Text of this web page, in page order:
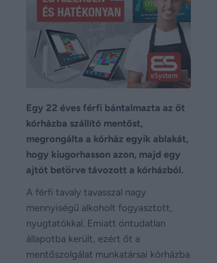
Egy 22 éves férfi bántalmazta az őt
kórházba szállító mentőst,
megrongálta a kórház egyik ablakát,
hogy kiugorhasson azon, majd egy
ajtót betörve távozott a kórházból.
A férfi tavaly tavasszal nagy
mennyiségű alkoholt fogyasztott,
nyugtatókkal. Emiatt öntudatlan
állapotba került, ezért őt a
mentőszolgálat munkatársai kórházba